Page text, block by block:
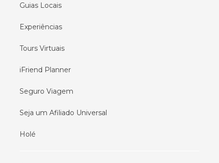
Guias Locais
Experiências
Tours Virtuais
iFriend Planner
Seguro Viagem
Seja um Afiliado Universal
Holé